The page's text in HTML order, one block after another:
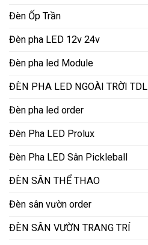
Đèn Ốp Trần
Đèn pha LED 12v 24v
Đèn pha led Module
ĐÈN PHA LED NGOÀI TRỜI TDL
Đèn pha led order
Đèn Pha LED Prolux
Đèn Pha LED Sân Pickleball
ĐÈN SÂN THỂ THAO
Đèn sân vườn order
ĐÈN SÂN VƯỜN TRANG TRÍ